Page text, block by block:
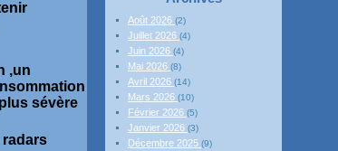
,un
sévère
radars
Août 2026 (2)
Juillet 2026 (4)
Juin 2026 (4)
Mai 2026 (8)
Avril 2026 (14)
Mars 2026 (10)
Février 2026 (5)
Janvier 2026 (3)
Décembre 2025 (9)